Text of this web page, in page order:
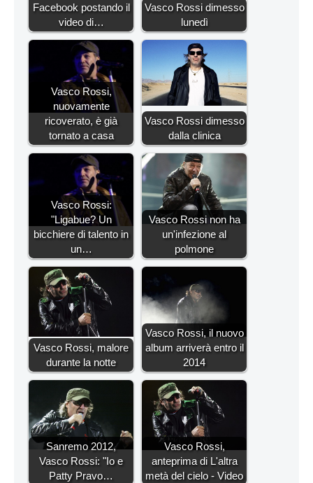
Facebook postando il
video di…
Vasco Rossi dimesso
lunedì
Vasco Rossi,
nuovamente
ricoverato, è già
tornato a casa
Vasco Rossi dimesso
dalla clinica
Vasco Rossi:
"Ligabue? Un
bicchiere di talento in
un…
Vasco Rossi non ha
un'infezione al
polmone
Vasco Rossi, malore
durante la notte
Vasco Rossi, il nuovo
album arriverà entro il
2014
Sanremo 2012,
Vasco Rossi: "Io e
Patty Pravo…
Vasco Rossi,
anteprima di L'altra
metà del cielo - Video